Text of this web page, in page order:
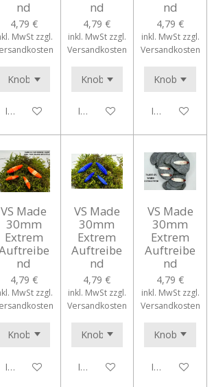
nd
4,79 €
MwSt zzgl.
In den Warenkorb
nd
4,79 €
inkl. MwSt zzgl.
Versandkosten
In den Warenkorb
nd
4,79 €
inkl. MwSt zzgl.
Versandkosten
In den
VS Made
30mm
Extrem
nd
4,79 €
MwSt zzgl.
In den Warenkorb
VS Made
30mm
Extrem
Auftreibe
nd
4,79 €
inkl. MwSt zzgl.
Versandkosten
In den Warenkorb
VS Made
30mm
Extrem
Auftreibe
nd
4,79 €
inkl. MwSt zzgl.
Versandkosten
In den